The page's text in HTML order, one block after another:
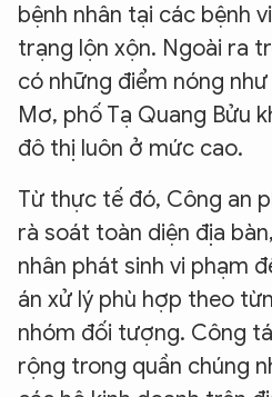
bệnh nhân tại các bệnh
trạng lộn xộn. Ngoài ra
có những điểm nóng
Mơ, phố Tạ Quang Bửu
đô thị luôn ở mức cao.
Từ thực tế đó, Công an
rà soát toàn diện địa
nhân phát sinh vi phạm
án xử lý phù hợp theo
nhóm đối tượng. Công
rộng trong quần chúng